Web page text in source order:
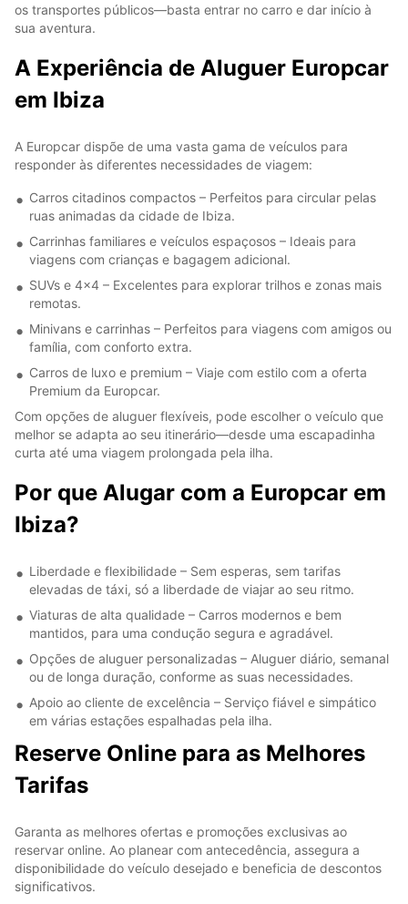
os transportes públicos—basta entrar no carro e dar início à
sua aventura.
A Experiência de Aluguer Europcar
em Ibiza
A Europcar dispõe de uma vasta gama de veículos para
responder às diferentes necessidades de viagem:
Carros citadinos compactos – Perfeitos para circular pelas
ruas animadas da cidade de Ibiza.
Carrinhas familiares e veículos espaçosos – Ideais para
viagens com crianças e bagagem adicional.
SUVs e 4x4 – Excelentes para explorar trilhos e zonas mais
remotas.
Minivans e carrinhas – Perfeitos para viagens com amigos ou
família, com conforto extra.
Carros de luxo e premium – Viaje com estilo com a oferta
Premium da Europcar.
Com opções de aluguer flexíveis, pode escolher o veículo que
melhor se adapta ao seu itinerário—desde uma escapadinha
curta até uma viagem prolongada pela ilha.
Por que Alugar com a Europcar em
Ibiza?
Liberdade e flexibilidade – Sem esperas, sem tarifas
elevadas de táxi, só a liberdade de viajar ao seu ritmo.
Viaturas de alta qualidade – Carros modernos e bem
mantidos, para uma condução segura e agradável.
Opções de aluguer personalizadas – Aluguer diário, semanal
ou de longa duração, conforme as suas necessidades.
Apoio ao cliente de excelência – Serviço fiável e simpático
em várias estações espalhadas pela ilha.
Reserve Online para as Melhores
Tarifas
Garanta as melhores ofertas e promoções exclusivas ao
reservar online. Ao planear com antecedência, assegura a
disponibilidade do veículo desejado e beneficia de descontos
significativos.